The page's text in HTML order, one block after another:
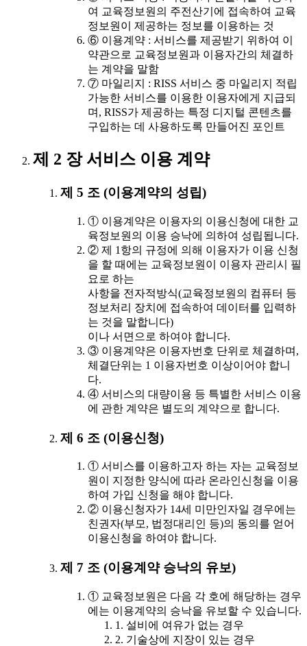
여 교육정보원의 주전산기에 접속하여 교육
정보원이 제공하는 정보를 이용하는 것
⑥ 이용계약 : 서비스를 제공받기 위하여 이
약관으로 교육정보원과 이용자간의 체결하
는 계약을 말함
⑦ 마일리지 : RISS 서비스 중 마일리지 적립
가능한 서비스를 이용한 이용자에게 지급되
며, RISS가 제공하는 특정 디지털 콘텐츠를
구입하는 데 사용하도록 만들어진 포인트
제 2 장 서비스 이용 계약
제 5 조 (이용계약의 성립)
① 이용계약은 이용자의 이용신청에 대한 교
육정보원의 이용 승낙에 의하여 성립됩니다.
② 제 1항의 규정에 의해 이용자가 이용 신청
을 할 때에는 교육정보원이 이용자 관리시 필
요로 하는
사항을 전자적방식(교육정보원의 컴퓨터 등
정보처리 장치에 접속하여 데이터를 입력하
는 것을 말합니다)
이나 서면으로 하여야 합니다.
③ 이용계약은 이용자번호 단위로 체결하며,
체결단위는 1 이용자번호 이상이어야 합니
다.
④ 서비스의 대량이용 등 특별한 서비스 이용
에 관한 계약은 별도의 계약으로 합니다.
제 6 조 (이용신청)
① 서비스를 이용하고자 하는 자는 교육정보
원이 지정한 양식에 따라 온라인신청을 이용
하여 가입 신청을 해야 합니다.
② 이용신청자가 14세 미만인자일 경우에는
친권자(부모, 법정대리인 등)의 동의를 얻어
이용신청을 하여야 합니다.
제 7 조 (이용계약 승낙의 유보)
① 교육정보원은 다음 각 호에 해당하는 경우
에는 이용계약의 승낙을 유보할 수 있습니다.
1. 설비에 여유가 없는 경우
2. 기술상에 지장이 있는 경우